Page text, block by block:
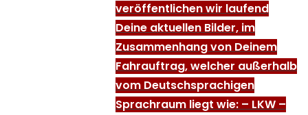
veröffentlichen wir laufend
Deine aktuellen Bilder, im
Zusammenhang von Deinem
Fahrauftrag, welcher außerhalb
vom Deutschsprachigen
Sprachraum liegt wie: – LKW –